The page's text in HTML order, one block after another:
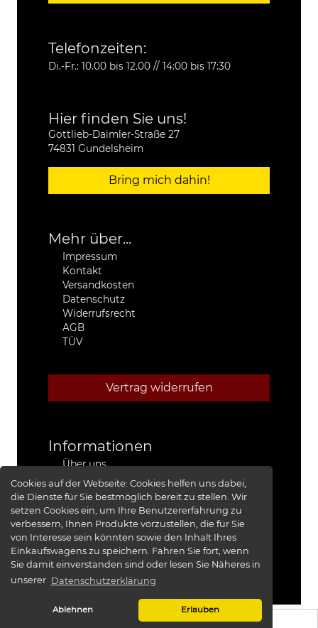
Cookies auf der Webseite:Cookies helfen uns dabei,
die Dienste für Sie bestmöglich bereit zu stellen. Wir
setzen Cookies ein, um Ihre Benutzererfahrung zu
verbessern, Ihnen Produkte vorzustellen, die für Sie
von Interesse sein könnten sowie den Inhalt Ihres
Einkaufswagens zu speichern. Fahren Sie fort, wenn
Sie damit einverstanden sind oder lesen Sie Näheres in
unserer Datenschutzerklärung
Ablehnen Erlauben
Telefonzeiten:
Di.-Fr.: 10.00 bis 12.00 // 14:00 bis 17:30
Hier finden Sie uns!
Gottlieb-Daimler-Straße 27
74831 Gundelsheim
Bring mich dahin!
Mehr über...
Impressum
Kontakt
Versandkosten
Datenschutz
Widerrufsrecht
AGB
TÜV
Vertrag widerrufen
Informationen
Über uns
Stützpunkthändler
4x4 Kfz-Meister Werkstatt Jeep®
Presse
Red Baron I
Red Baron II
XRRA
Bildergalerie